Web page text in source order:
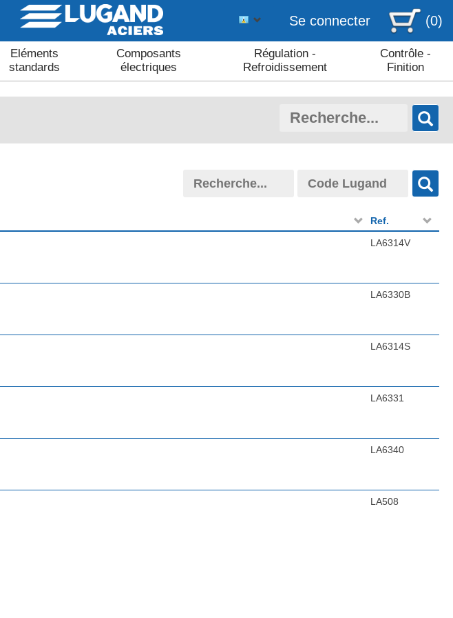
Se connecter (0)
Eléments
standards
Composants
électriques
Régulation -
Refroidissement
Contrôle -
Finition
Ref.
LA6314V
LA6330B
LA6314S
LA6331
LA6340
LA508